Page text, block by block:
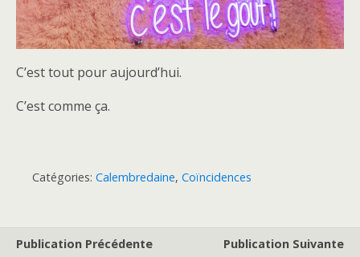
C’est tout pour aujourd’hui.
C’est comme ça.
Catégories: Calembredaine, Coïncidences
Publication Précédente
Publication Suivante